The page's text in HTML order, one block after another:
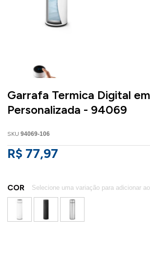
Garrafa Termica Digital
Personalizada - 94069
SKU 94069-106
R$ 77,97
COR